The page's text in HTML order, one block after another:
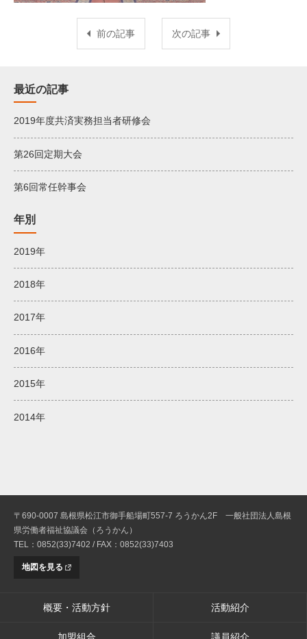
前の記事 次の記事
最近の記事
2019年度共済実務担当者研修会
第26回定期大会
第6回常任幹事会
年別
2019年
2018年
2017年
2016年
2015年
2014年
〒690-0007 島根県松江市御手船場町557-7 ろうかん2F 一般社団法人島根
県労働者福祉協議会（ろうかん）
TEL：0852(33)7402 / FAX：0852(33)7403
地図を見る
概要・活動方針 活動紹介
加盟組合 議員紹介